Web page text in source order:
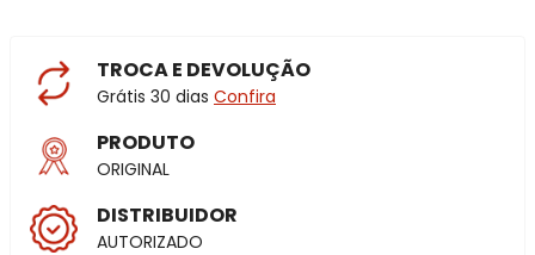
TROCA E DEVOLUÇÃO
Grátis 30 dias Confira
PRODUTO
ORIGINAL
DISTRIBUIDOR
AUTORIZADO